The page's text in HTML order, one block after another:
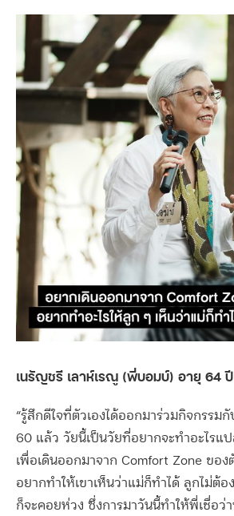
เนรัญชรี เลาห์เรณู (พี่บอมบ์) อายุ 64 ปี
“รู้สึกดีใจที่ตัวเองได้ออกมาร่วมกิจกรรม
60 แล้ว วัยนี้เป็นวัยที่อยากจะทำอะไรแ
เพื่อเดินออกมาจาก Comfort Zone ของ
อยากทำให้เขาเห็นว่าแม่ก็ทำได้ ลูกไม่ต้อ
ก็จะคอยห่วง ซึ่งการมาวันนี้ทำให้พี่เชื่อว่